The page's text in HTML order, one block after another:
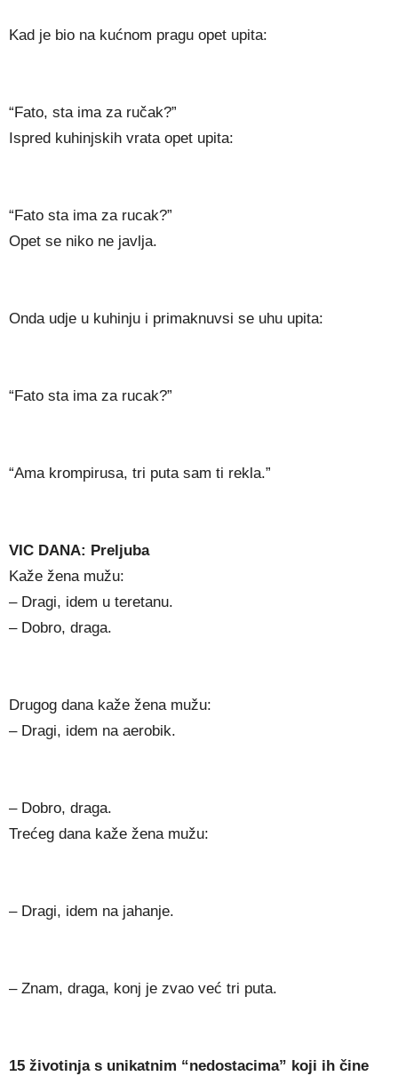
Kad je bio na kućnom pragu opet upita:
“Fato, sta ima za ručak?”
Ispred kuhinjskih vrata opet upita:
“Fato sta ima za rucak?”
Opet se niko ne javlja.
Onda udje u kuhinju i primaknuvsi se uhu upita:
“Fato sta ima za rucak?”
“Ama krompirusa, tri puta sam ti rekla.”
VIC DANA: Preljuba
Kaže žena mužu:
– Dragi, idem u teretanu.
– Dobro, draga.
Drugog dana kaže žena mužu:
– Dragi, idem na aerobik.
– Dobro, draga.
Trećeg dana kaže žena mužu:
– Dragi, idem na jahanje.
– Znam, draga, konj je zvao već tri puta.
15 životinja s unikatnim “nedostacima” koji ih čine